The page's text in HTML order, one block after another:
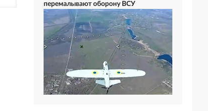
перемалывают оборону ВСУ